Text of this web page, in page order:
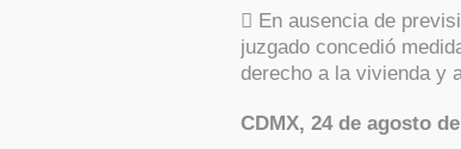
En ausencia de
juzgado concedió
derecho a la vivienda y
CDMX, 24 de agosto